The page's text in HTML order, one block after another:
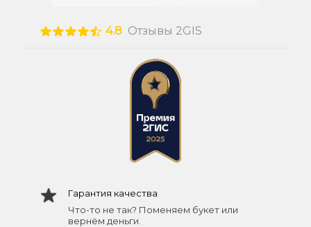
4.8 Отзывы 2GIS
Гарантия качества
Что-то не так? Поменяем букет или
вернём деньги.